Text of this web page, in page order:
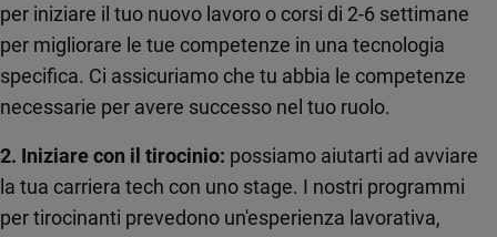
per iniziare il tuo nuovo lavoro o corsi di 2-6 settimane
per migliorare le tue competenze in una tecnologia
specifica. Ci assicuriamo che tu abbia le competenze
necessarie per avere successo nel tuo ruolo.
2. Iniziare con il tirocinio: possiamo aiutarti ad avviare
la tua carriera tech con uno stage. I nostri programmi
per tirocinanti prevedono un'esperienza lavorativa,